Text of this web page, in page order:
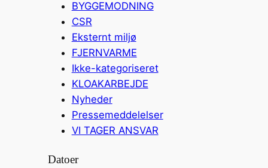
BYGGEMODNING
CSR
Eksternt miljø
FJERNVARME
Ikke-kategoriseret
KLOAKARBEJDE
Nyheder
Pressemeddelelser
VI TAGER ANSVAR
Datoer